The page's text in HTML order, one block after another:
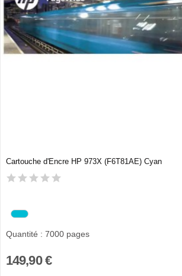
Cartouche d'Encre HP 973X (F6T81AE) Cyan
Quantité : 7000 pages
149,90 €